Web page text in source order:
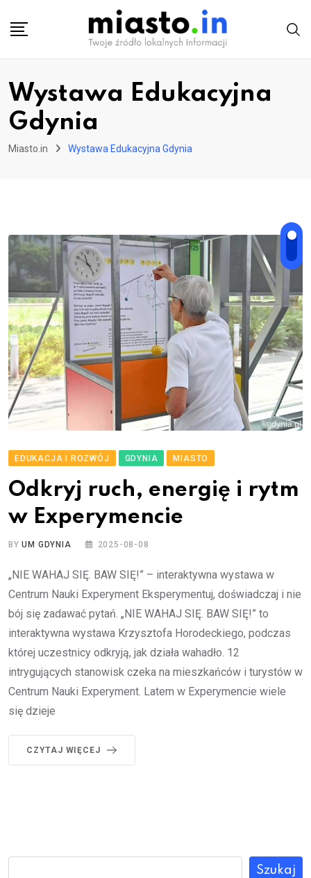
Wystawa Edukacyjna
Gdynia
Miasto.in Wystawa Edukacyjna Gdynia
EDUKACJA I ROZWÓJ GDYNIA MIASTO
Odkryj ruch, energię i rytm
w Experymencie
BYUM GDYNIA 2025-08-08
„NIE WAHAJ SIĘ. BAW SIĘ!” – interaktywna wystawa w
Centrum Nauki Experyment Eksperymentuj, doświadczaj i nie
bój się zadawać pytań. „NIE WAHAJ SIĘ. BAW SIĘ!” to
interaktywna wystawa Krzysztofa Horodeckiego, podczas
której uczestnicy odkryją, jak działa wahadło. 12
intrygujących stanowisk czeka na mieszkańców i turystów w
Centrum Nauki Experyment. Latem w Experymencie wiele
się dzieje
CZYTAJ WIĘCEJ
Szukaj